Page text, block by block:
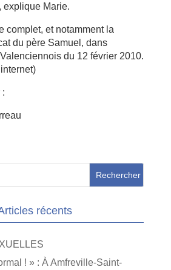
explique Marie.
complet, et notamment la
du père Samuel, dans
Valenciennois du 12 février 2010.
:
récents
! » : À Amfreville-Saint-